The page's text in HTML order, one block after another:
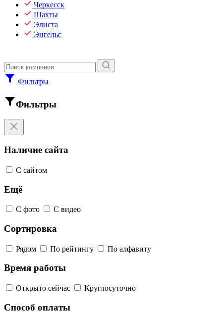
Черкесск
Шахты
Элиста
Энгельс
Фильтры
Фильтры
Наличие сайта
С сайтом
Ещё
С фото С видео
Сортировка
Рядом По рейтингу По алфавиту
Время работы
Открыто сейчас Круглосуточно
Способ оплаты